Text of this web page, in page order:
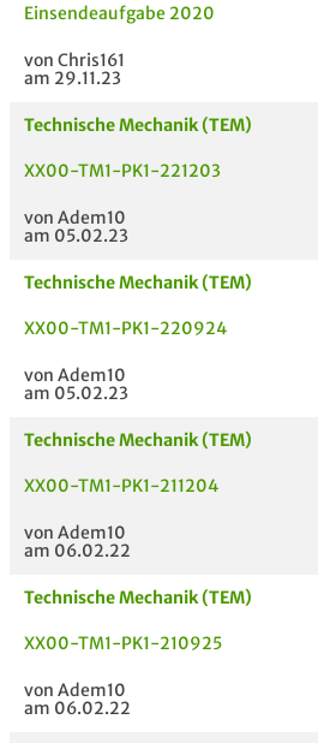
Einsendeaufgabe 2020
von Chris161
am 29.11.23
Technische Mechanik (TEM)
XX00-TM1-PK1-221203
von Adem10
am 05.02.23
Technische Mechanik (TEM)
XX00-TM1-PK1-220924
von Adem10
am 05.02.23
Technische Mechanik (TEM)
XX00-TM1-PK1-211204
von Adem10
am 06.02.22
Technische Mechanik (TEM)
XX00-TM1-PK1-210925
von Adem10
am 06.02.22